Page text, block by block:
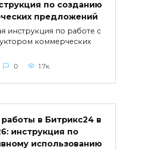
по созданию
предложений
инструкция по работе с
коммерческих
0 1.7к.
в Битрикс24 в
инструкция по
использованию